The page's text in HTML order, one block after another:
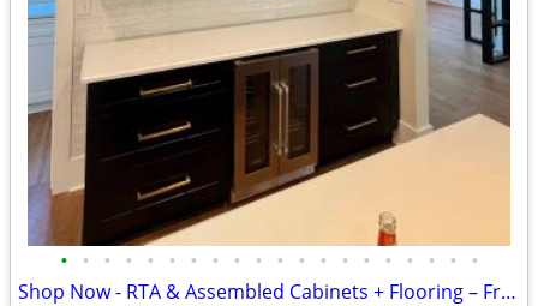
• • • • • • • • • • • • • • • • • • • •
Shop Now - RTA & Assembled Cabinets + Flooring – Free Kitchen Design